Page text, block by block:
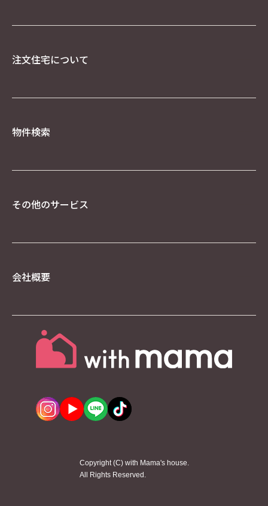
注文住宅について
物件検索
その他のサービス
会社概要
Copyright (C) with Mama's house.
All Rights Reserved.